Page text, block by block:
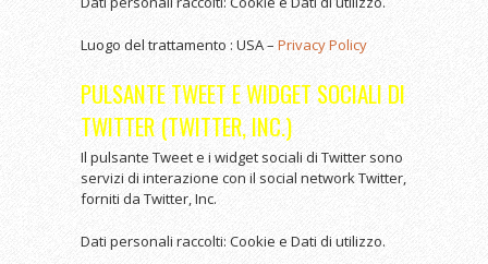
Luogo del trattamento : USA – Privacy Policy
PULSANTE TWEET E WIDGET SOCIALI DI
TWITTER (TWITTER, INC.)
Il pulsante Tweet e i widget sociali di Twitter sono
servizi di interazione con il social network Twitter,
forniti da Twitter, Inc.
Dati personali raccolti: Cookie e Dati di utilizzo.